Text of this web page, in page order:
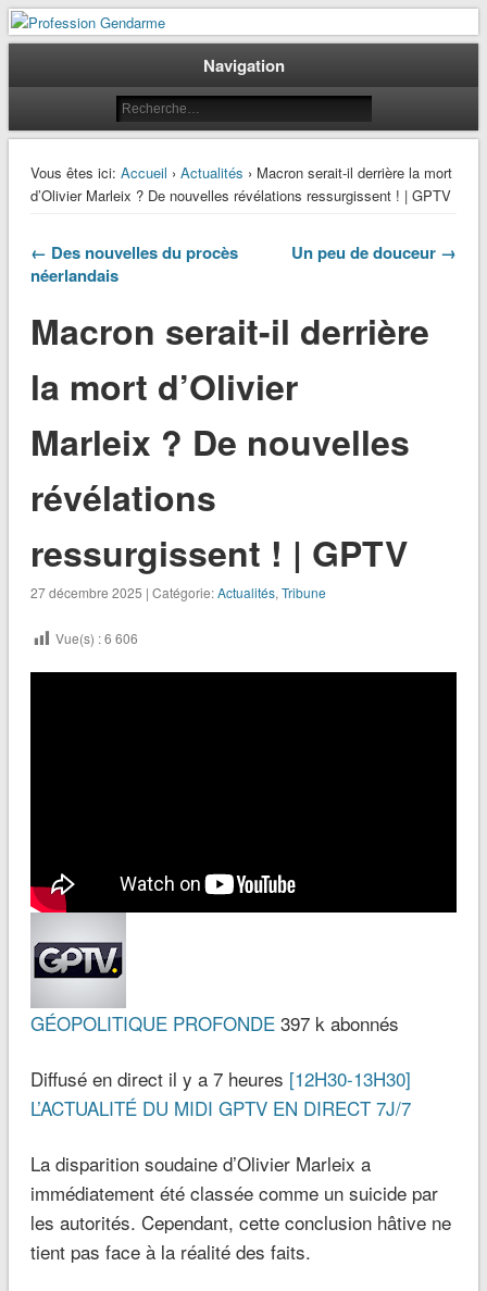
Profession Gendarme
Le journal des gendarmes
Navigation
Vous êtes ici: Accueil › Actualités › Macron serait-il derrière la mort
d’Olivier Marleix ? De nouvelles révélations ressurgissent ! | GPTV
← Des nouvelles du procès
néerlandais
Un peu de douceur →
Macron serait-il derrière
la mort d’Olivier
Marleix ? De nouvelles
révélations
ressurgissent ! | GPTV
27 décembre 2025 | Catégorie:Actualités, Tribune
Vue(s) :6 606
GÉOPOLITIQUE PROFONDE397 k abonnés
Diffusé en direct il y a 7 heures [12H30-13H30]
L’ACTUALITÉ DU MIDI GPTV EN DIRECT 7J/7
La disparition soudaine d’Olivier Marleix a
immédiatement été classée comme un suicide par
les autorités. Cependant, cette conclusion hâtive ne
tient pas face à la réalité des faits.